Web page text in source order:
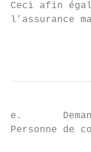
Ceci afin
l’assurance
e.
Personne de